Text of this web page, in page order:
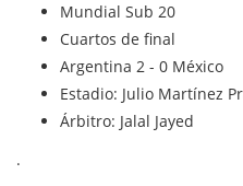
Mundial Sub 20
Cuartos de final
Argentina 2 - 0 México
Estadio: Julio Martínez
Árbitro: Jalal Jayed
.